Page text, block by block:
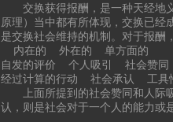
交换获得报酬，是一种天经地义
原理）当中都有所体现，交换已经
是交换社会维持的机制。对于报酬
内在的 外在的 单方面的
自发的评价 个人吸引 社会赞
经过计算的行动 社会承认 工具
上面所提到的社会赞同和人际吸
认，则是社会对于一个人的能力或